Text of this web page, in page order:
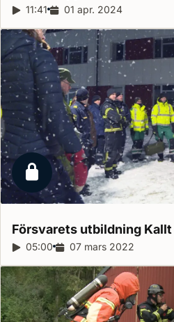
Reportagelängd:
11:41 Releasedatum:
01 apr. 2024
Låst reportage
Försvarets utbildning Kallt
Reportagelängd:
05:00 Releasedatum:
07 mars 2022